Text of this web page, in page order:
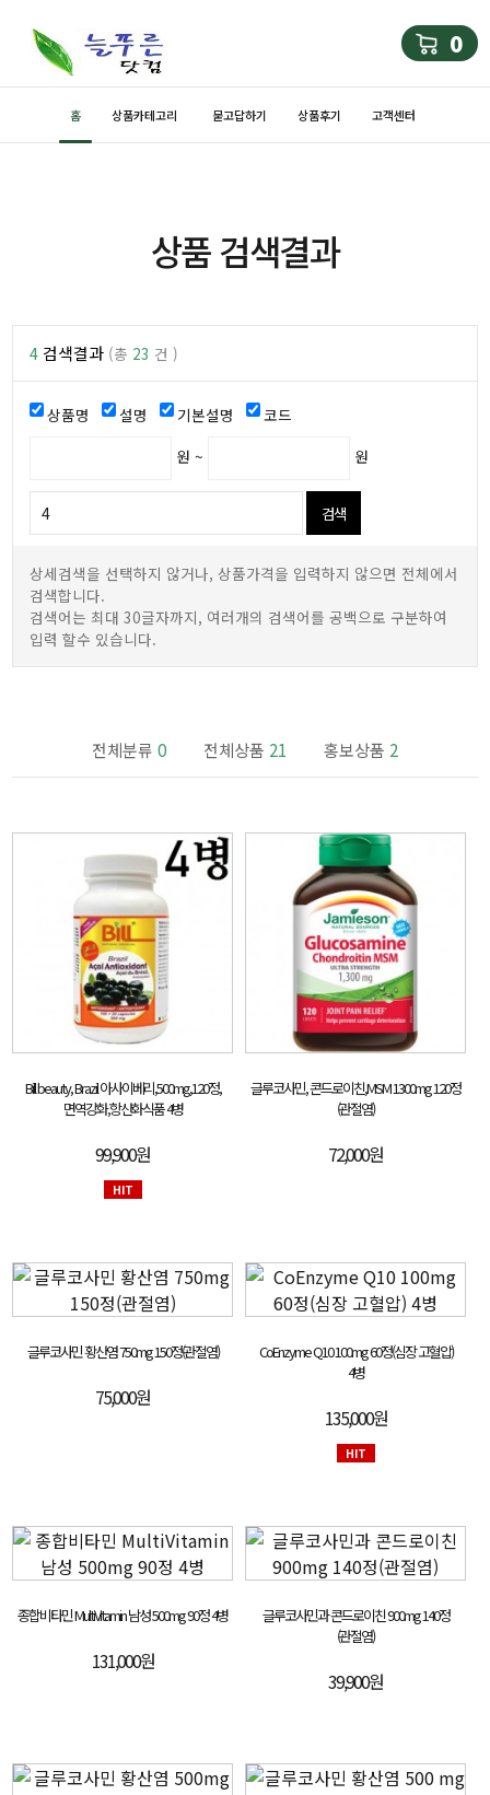
0
홈 상품카테고리 묻고답하기 상품후기 고객센터
상품 검색결과
4 검색결과 (총 23 건 )
상품명 설명 기본설명
코드
원 ~
원
검색
상세검색을 선택하지 않거나, 상품가격을 입력하지 않으면 전체에서
검색합니다.
검색어는 최대 30글자까지, 여러개의 검색어를 공백으로 구분하여
입력 할수 있습니다.
전체분류 0 전체상품 21 홍보상품 2
Bill beauty, Brazil 아사이베리,500mg,120정,
면역강화,항산화식품 4병
99,900원
HIT
글루코사민, 콘드로이친,MSM 1300mg 120정
(관절염)
72,000원
글루코사민 황산염 750mg 150정(관절염)
75,000원
CoEnzyme Q10 100mg 60정(심장 고혈압)
4병
135,000원
HIT
종합비타민 MultiVitamin 남성 500mg 90정 4병
131,000원
글루코사민과 콘드로이친 900mg 140정
(관절염)
39,900원